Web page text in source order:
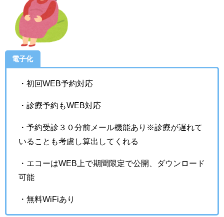
電子化
・初回WEB予約対応
・診療予約もWEB対応
・予約受診３０分前メール機能あり※診療が遅れて
いることも考慮し算出してくれる
・エコーはWEB上で期間限定で公開、ダウンロード
可能
・無料WiFiあり